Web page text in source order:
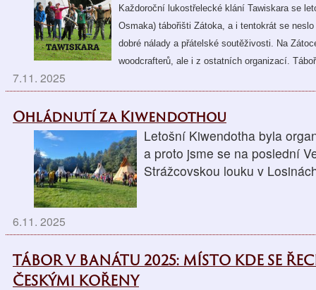
Každoroční lukostřelecké klání Tawiskara se
Osmaka) tábořišti Zátoka, a i tentokrát se
dobré nálady a přátelské soutěživosti. Na
woodcrafterů, ale i z ostatních organizací.
7.11. 2025
Ohládnutí za Kiwendothou
Letošní Kiwendotha byla
a proto jsme se na poslední
Strážcovskou louku v
6.11. 2025
TÁBOR V BANÁTU 2025: MÍSTO KDE SE
ČESKÝMI KOŘENY